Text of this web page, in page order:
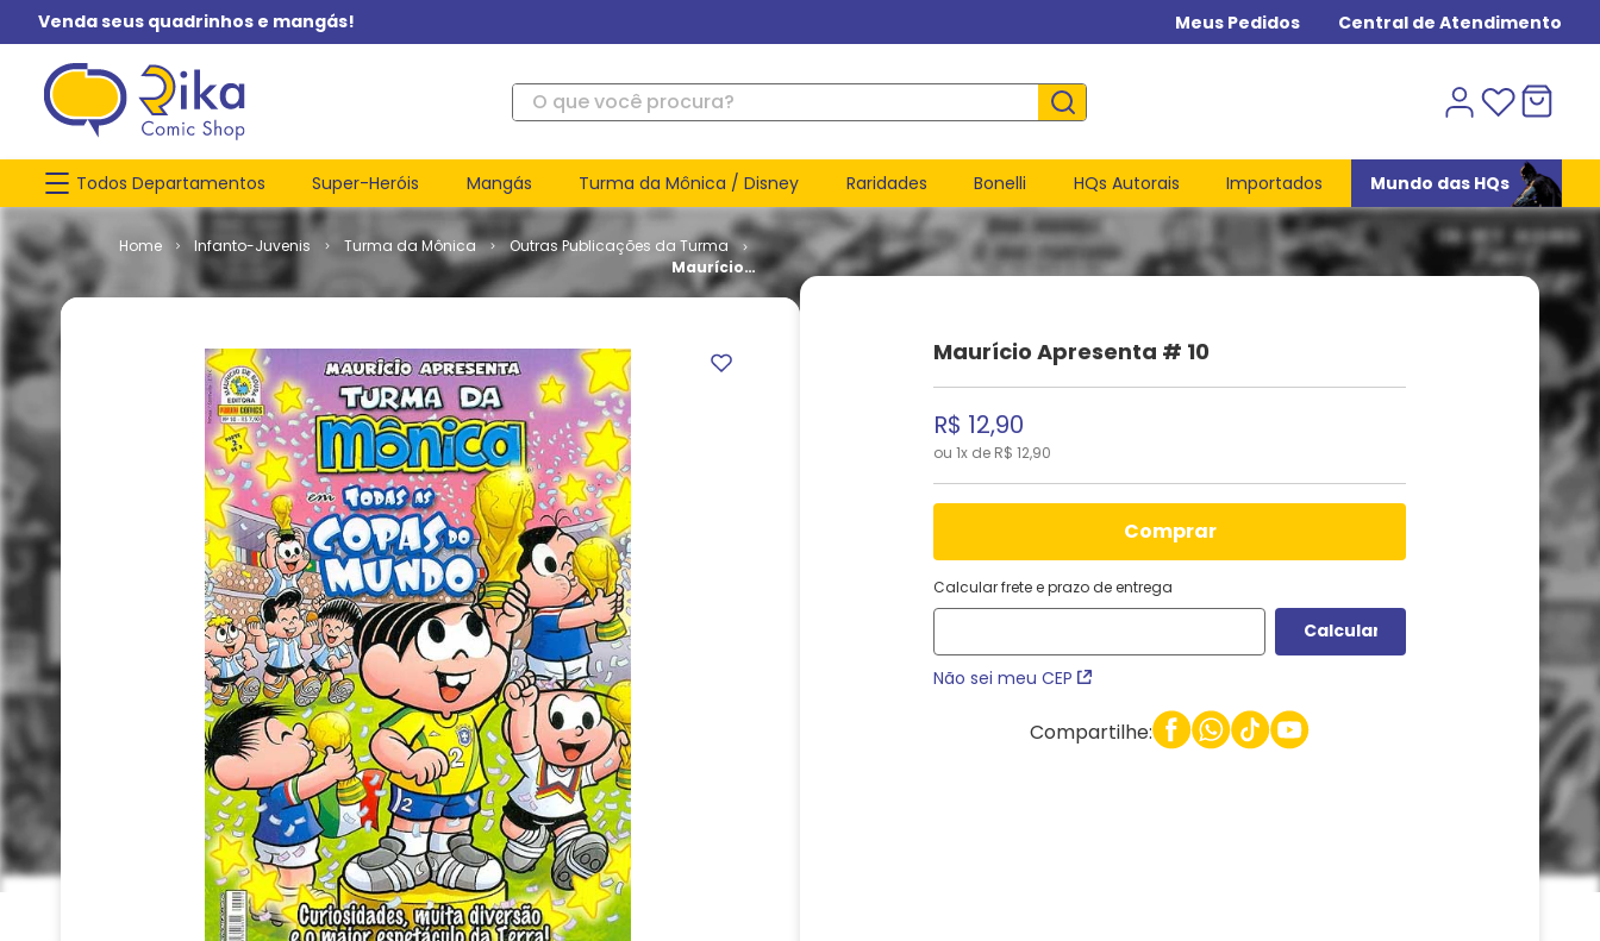
Venda seus quadrinhos e mangás! Meus Pedidos Central de Atendimento
O que você procura?
Todos Departamentos Super-Heróis Mangás Turma da Mônica / Disney Raridades Bonelli HQs Autorais Importados Mundo das HQs
Infanto-Juvenis Turma da Mônica
Outras Publicações da Turma
Maurício
Apresenta
Maurício Apresenta # 10
R$ 12,90
ou 1x de R$ 12,90
comprar
Calcular frete e prazo de entrega
Não sei meu CEP
Compartilhe: